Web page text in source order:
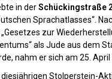
in derSchückingstraße
Sprachatlasses“.
zur
als Jude aus dem
nahm er sich am 25. April
diesjährigen Stolperstein-